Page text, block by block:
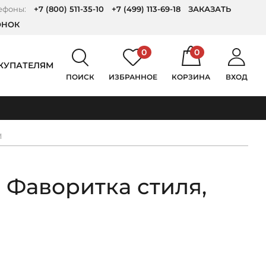
+7 (800) 511-35-10 +7 (499) 113-69-18
ЗАКАЗАТЬ
ПОИСК
0
ИЗБРАННОЕ
0
КОРЗИНА ВХОД
стиля,